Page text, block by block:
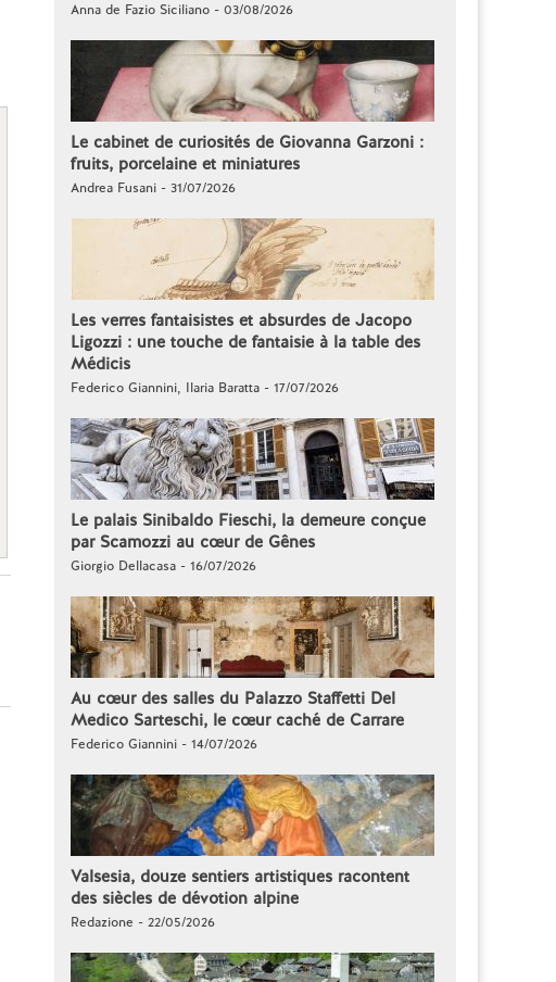
Anna de Fazio Siciliano - 03/08/2026
Le cabinet de curiosités de Giovanna Garzoni :
fruits, porcelaine et miniatures
Andrea Fusani - 31/07/2026
Les verres fantaisistes et absurdes de Jacopo
Ligozzi : une touche de fantaisie à la table des
Médicis
Federico Giannini, Ilaria Baratta - 17/07/2026
Le palais Sinibaldo Fieschi, la demeure conçue
par Scamozzi au cœur de Gênes
Giorgio Dellacasa - 16/07/2026
Au cœur des salles du Palazzo Staffetti Del
Medico Sarteschi, le cœur caché de Carrare
Federico Giannini - 14/07/2026
Valsesia, douze sentiers artistiques racontent
des siècles de dévotion alpine
Redazione - 22/05/2026